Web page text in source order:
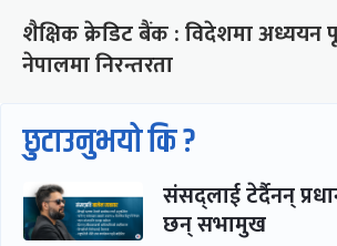
शैक्षिक क्रेडिट बैंक : विदेशमा अध्ययन
नेपालमा निरन्तरता
छुटाउनुभयो कि ?
संसद्लाई टेर्दैनन्
छन् सभामुख